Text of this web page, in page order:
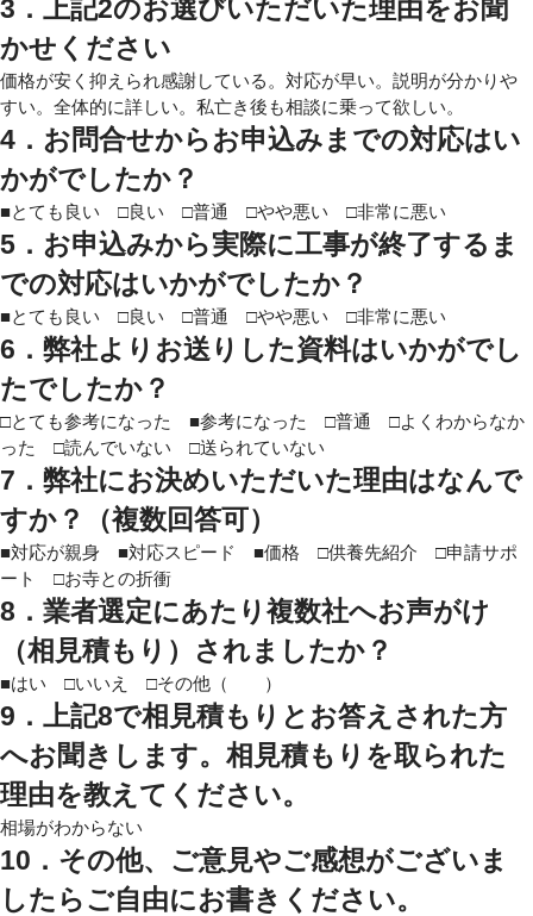
3．上記2のお選びいただいた理由をお聞
かせください
価格が安く抑えられ感謝している。対応が早い。説明が分かりや
すい。全体的に詳しい。私亡き後も相談に乗って欲しい。
4．お問合せからお申込みまでの対応はい
かがでしたか？
■とても良い □良い □普通 □やや悪い □非常に悪い
5．お申込みから実際に工事が終了するま
での対応はいかがでしたか？
■とても良い □良い □普通 □やや悪い □非常に悪い
6． 弊社よりお送りした資料はいかがでし
たでしたか？
□とても参考になった ■参考になった □普通 □よくわからなか
った □読んでいない □送られていない
7． 弊社にお決めいただいた理由はなんで
すか？（複数回答可）
■対応が親身 ■対応スピード ■価格 □供養先紹介 □申請サポ
ート □お寺との折衝
8． 業者選定にあたり複数社へお声がけ
（相見積もり）されましたか？
■はい □いいえ □その他（ ）
9．上記8で相見積もりとお答えされた方
へお聞きします。相見積もりを取られた
理由を教えてください。
相場がわからない
10．その他、ご意見やご感想がございま
したらご自由にお書きください。